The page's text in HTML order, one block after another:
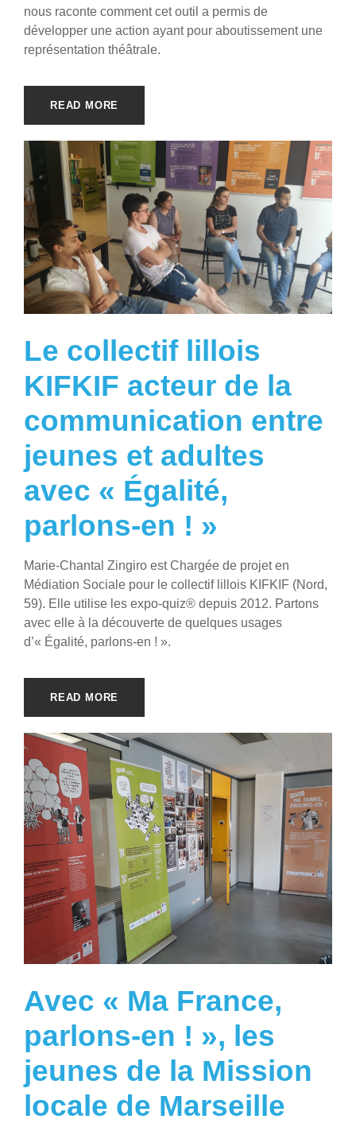
nous raconte comment cet outil a permis de
développer une action ayant pour aboutissement une
représentation théâtrale.
READ MORE
Le collectif lillois
KIFKIF acteur de la
communication entre
jeunes et adultes
avec « Égalité,
parlons-en ! »
Marie-Chantal Zingiro est Chargée de projet en
Médiation Sociale pour le collectif lillois KIFKIF (Nord,
59). Elle utilise les expo-quiz® depuis 2012. Partons
avec elle à la découverte de quelques usages
d’« Égalité, parlons-en ! ».
READ MORE
Avec « Ma France,
parlons-en ! », les
jeunes de la Mission
locale de Marseille